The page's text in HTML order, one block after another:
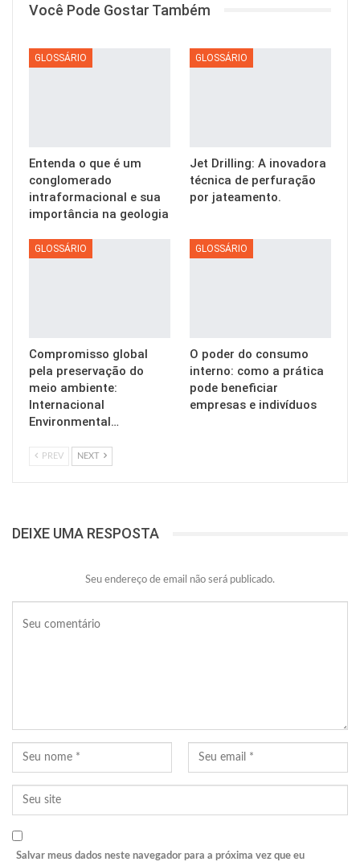
Você Pode Gostar Também
GLOSSÁRIO
Entenda o que é um
conglomerado
intraformacional e sua
importância na geologia
GLOSSÁRIO
Jet Drilling: A inovadora
técnica de perfuração
por jateamento.
GLOSSÁRIO
Compromisso global
pela preservação do
meio ambiente:
Internacional
Environmental…
GLOSSÁRIO
O poder do consumo
interno: como a prática
pode beneficiar
empresas e indivíduos
PREV NEXT
DEIXE UMA RESPOSTA
Seu endereço de email não será publicado.
Salvar meus dados neste navegador para a próxima vez que eu